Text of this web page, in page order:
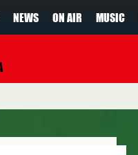
NEWS ON AIR MUSIC